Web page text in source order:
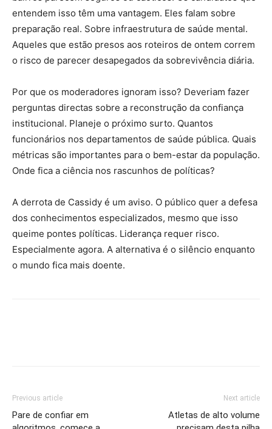
entendem isso têm uma vantagem. Eles falam sobre
preparação real. Sobre infraestrutura de saúde mental.
Aqueles que estão presos aos roteiros de ontem correm
o risco de parecer desapegados da sobrevivência diária.
Por que os moderadores ignoram isso? Deveriam fazer
perguntas directas sobre a reconstrução da confiança
institucional. Planeje o próximo surto. Quantos
funcionários nos departamentos de saúde pública. Quais
métricas são importantes para o bem-estar da população.
Onde fica a ciência nos rascunhos de políticas?
A derrota de Cassidy é um aviso. O público quer a defesa
dos conhecimentos especializados, mesmo que isso
queime pontes políticas. Liderança requer risco.
Especialmente agora. A alternativa é o silêncio enquanto
o mundo fica mais doente.
Previous article
Pare de confiar em
Next article
Atletas de alto volume